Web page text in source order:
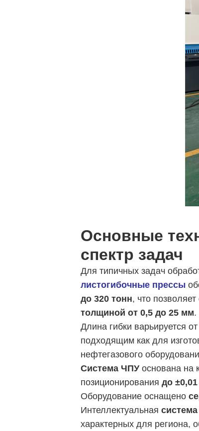
Основные
спектр задач
Для типичных задач
листогибочные прессы
до 320 тонн, что
толщиной от 0,5 до 25 мм.
Длина гибки варьируется от
подходящим как для
нефтегазового
Система ЧПУоснована на
позиционирования до ±0,01
Оборудование оснащено
Интеллектуальная
характерных для региона,